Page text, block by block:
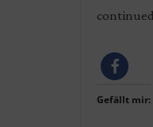
Gefällt mir: